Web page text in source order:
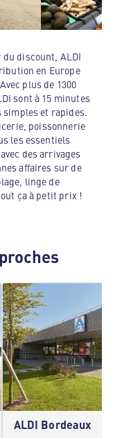
du discount, ALDI
en Europe
plus de 1300
sont à 15 minutes
simples et rapides.
poissonnerie
les essentiels
des arrivages
affaires sur de
linge de
ça à petit prix !
ALDI Bordeaux